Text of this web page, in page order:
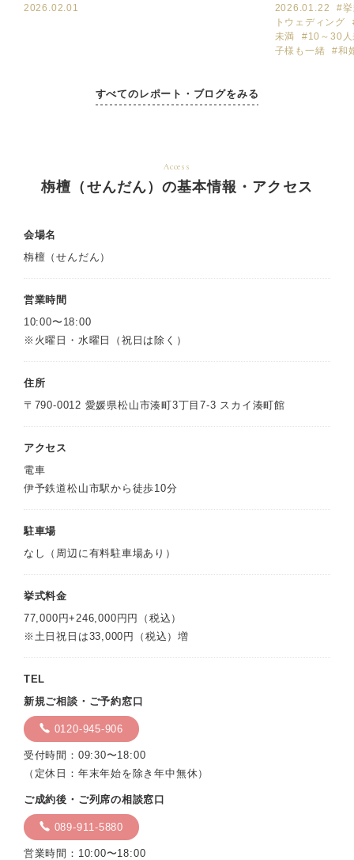
すべてのレポート・ブログをみる
2026.02.01 2026.01.22
#
トウェディング
未満
#10～30
子様も一緒
#和
Access
栴檀（せんだん）の基本情報・アクセス
会場名
栴檀（せんだん）
営業時間
10:00〜18:00
※火曜日・水曜日（祝日は除く）
住所
〒790-0012 愛媛県松山市湊町3丁目7-3 スカイ湊町館
アクセス
電車
伊予鉄道松山市駅から徒歩10分
駐車場
なし（周辺に有料駐車場あり）
挙式料金
77,000円+246,000円円（税込）
※土日祝日は33,000円（税込）増
TEL
新規ご相談・ご予約窓口
0120-945-906
受付時間：09:30〜18:00
（定休日：年末年始を除き年中無休）
ご成約後・ご列席の相談窓口
089-911-5880
営業時間：10:00〜18:00